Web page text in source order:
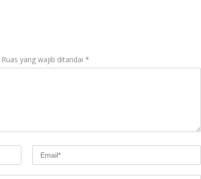
Ruas yang wajib ditandai *